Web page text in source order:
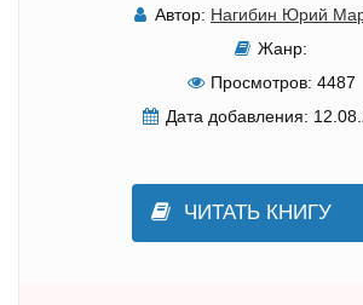
Автор: Нагибин Юрий
Жанр:
Просмотров: 4487
Дата добавления:
ЧИТАТЬ КНИГУ